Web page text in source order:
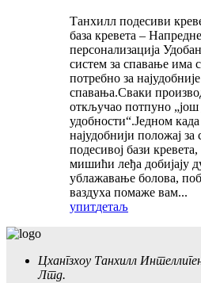
Танхилл подесиви
база кревета –
персонализација
систем за спавање има
потребно за
спавања.Сваки
откључао потпуно „још
удобности“.Једном када
најудобнији положај за
подесивој бази
мишићи леђа добијају
ублажавање болова,
ваздуха помаже вам...
упитдетаљ
Цхангзхоу Танхилл
Лтд.